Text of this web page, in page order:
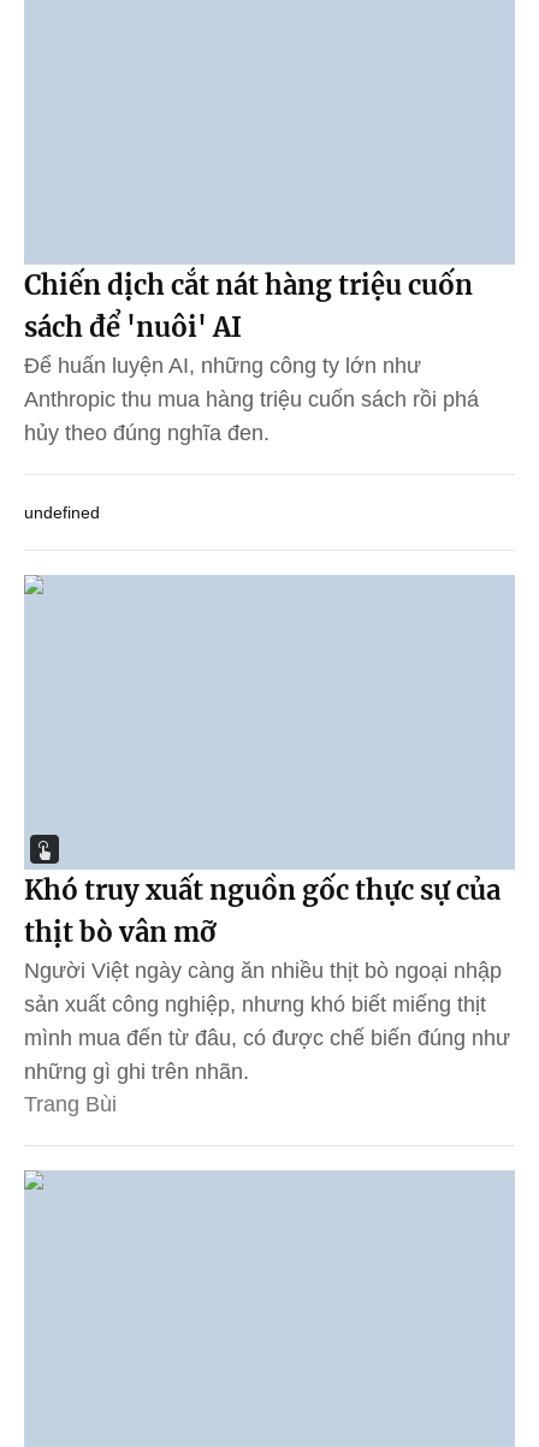
Chiến dịch cắt nát hàng triệu cuốn
sách để 'nuôi' AI
Để huấn luyện AI, những công ty lớn như
Anthropic thu mua hàng triệu cuốn sách rồi phá
hủy theo đúng nghĩa đen.
undefined
Khó truy xuất nguồn gốc thực sự của
thịt bò vân mỡ
Người Việt ngày càng ăn nhiều thịt bò ngoại nhập
sản xuất công nghiệp, nhưng khó biết miếng thịt
mình mua đến từ đâu, có được chế biến đúng như
những gì ghi trên nhãn.
Trang Bùi